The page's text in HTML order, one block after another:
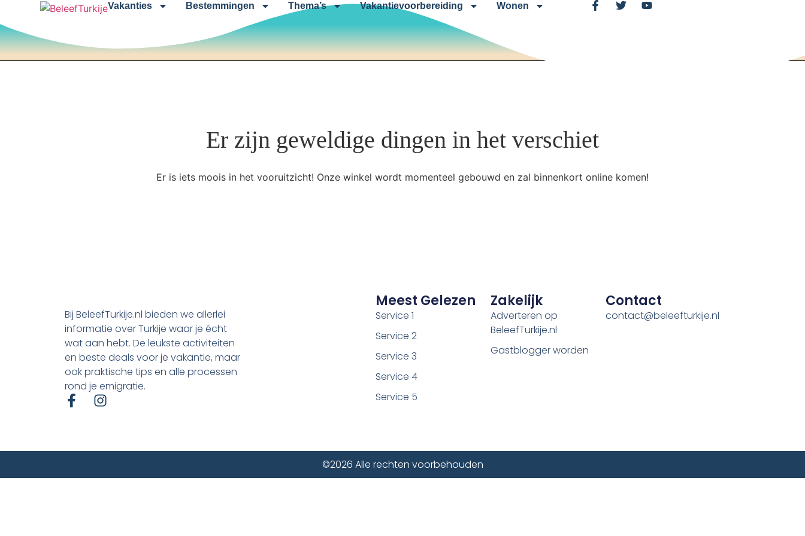
Vakanties Bestemmingen Thema’s Vakantievoorbereiding Wonen
Er zijn geweldige dingen in het verschiet
Er is iets moois in het vooruitzicht! Onze winkel wordt momenteel gebouwd en zal binnenkort online komen!
Bij BeleefTurkije.nl bieden we allerlei
informatie over Turkije waar je écht
wat aan hebt. De leukste activiteiten
en beste deals voor je vakantie, maar
ook praktische tips en alle processen
rond je emigratie.
Meest Gelezen
Service 1
Service 2
Service 3
Service 4
Service 5
Zakelijk
Adverteren op
BeleefTurkije.nl
Gastblogger worden
Contact
contact@beleefturkije.nl
©2026 Alle rechten voorbehouden